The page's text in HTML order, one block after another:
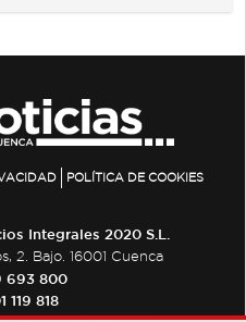
POLÍTICA DE COOKIES
Integrales 2020 S.L.
2. Bajo. 16001 Cuenca
693 800
119 818